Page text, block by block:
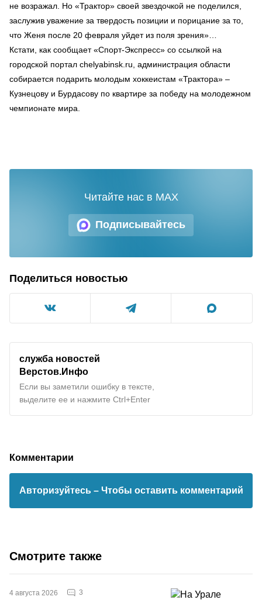
не возражал. Но «Трактор» своей звездочкой не поделился,
заслужив уважение за твердость позиции и порицание за то,
что Женя после 20 февраля уйдет из поля зрения»…
Кстати, как сообщает «Спорт-Экспресс» со ссылкой на
городской портал chelyabinsk.ru, администрация области
собирается подарить молодым хоккеистам «Трактора» –
Кузнецову и Бурдасову по квартире за победу на молодежном
чемпионате мира.
Подписывайтесь
Читайте нас в MAX
Поделиться новостью
служба новостей
Верстов.Инфо
Если вы заметили ошибку в тексте,
выделите ее и нажмите Ctrl+Enter
Комментарии
Авторизуйтесь – Чтобы оставить комментарий
Смотрите также
4 августа 2026 3